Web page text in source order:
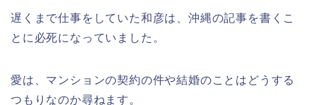
遅くまで仕事をしていた和彦は、沖縄の記事を書くこ
とに必死になっていました。
愛は、マンションの契約の件や結婚のことはどうする
つもりなのか尋ねます。